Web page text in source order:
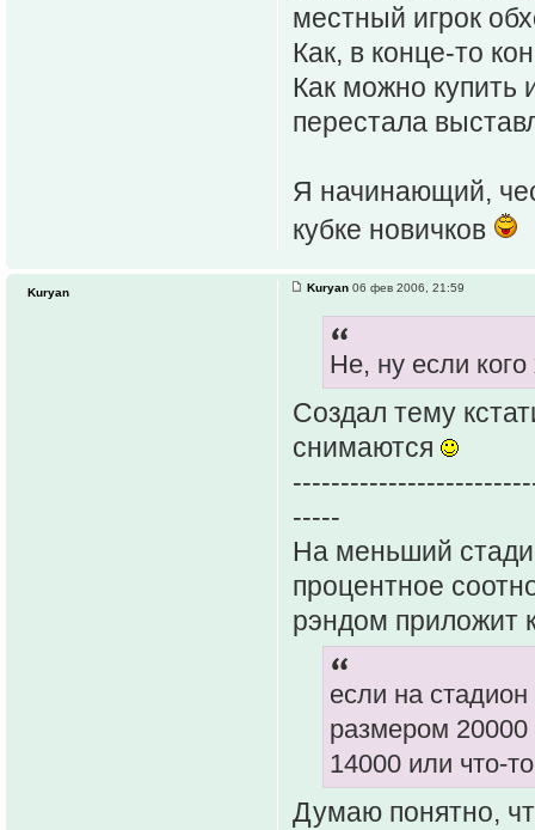
местный игрок
Как, в конце-то
Как можно купить
перестала
Я начинающий,
кубке новичков
Kuryan 06 фев 2006, 21:59
Не, ну если
Создал тему
снимаются
-----
На меньший
процентное
рэндом приложит
если на
размером
14000 или что-
Думаю понятно,
Kuryan